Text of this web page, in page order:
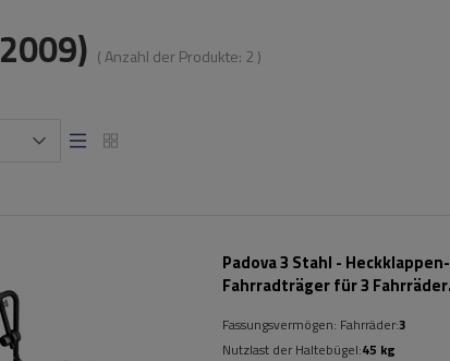
( Anzahl der Produkte: 2 )
Padova 3 Stahl - Heckklappen-
Fahrradträger für 3 Fahrräder
Fassungsvermögen: Fahrräder:3
Nutzlast der Haltebügel:45 kg